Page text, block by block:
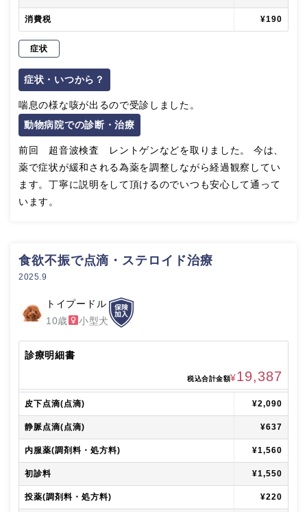
消費税 ¥190
症状
症状・いつから？
喘息の様な咳が出るので受診しました。
動物病院での診断・治療
前回 超音波検査 レントゲンなどを取りました。 今は、
薬で症状が緩和される為薬を調整しながら経過観察してい
ます。丁寧に説明をして頂けるのでいつも安心して通って
います。
食欲不振で点滴・ステロイド治療
2025.9
トイプードル
10歳
小型犬
診療明細書
税込合計金額¥19,387
皮下点滴(点滴) ¥2,090
静脈点滴(点滴) ¥637
内服薬(調剤料・処方料) ¥1,560
初診料 ¥1,550
投薬(調剤料・処方料) ¥220